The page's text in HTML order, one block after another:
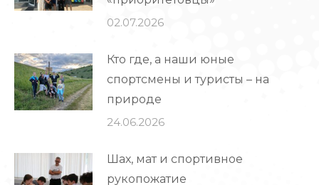
02.07.2026
Кто где, а наши юные
спортсмены и туристы – на
природе
24.06.2026
Шах, мат и спортивное
рукопожатие